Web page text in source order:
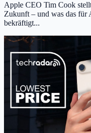
Apple CEO Tim Cook
Zukunft – und was das für
bekräftigt...